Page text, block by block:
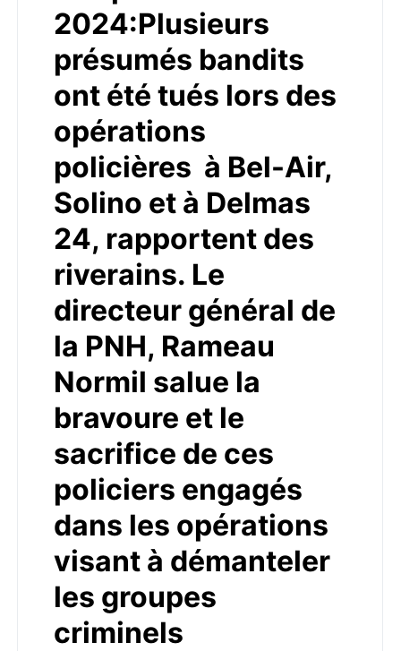
2024:Plusieurs
présumés bandits
ont été tués lors des
opérations
policières à Bel-Air,
Solino et à Delmas
24, rapportent des
riverains. Le
directeur général de
la PNH, Rameau
Normil salue la
bravoure et le
sacrifice de ces
policiers engagés
dans les opérations
visant à démanteler
les groupes
criminels